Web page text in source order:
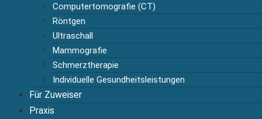
Computertomografie (CT)
Röntgen
Ultraschall
Mammografie
Schmerztherapie
Individuelle Gesundheitsleistungen
Für Zuweiser
Praxis